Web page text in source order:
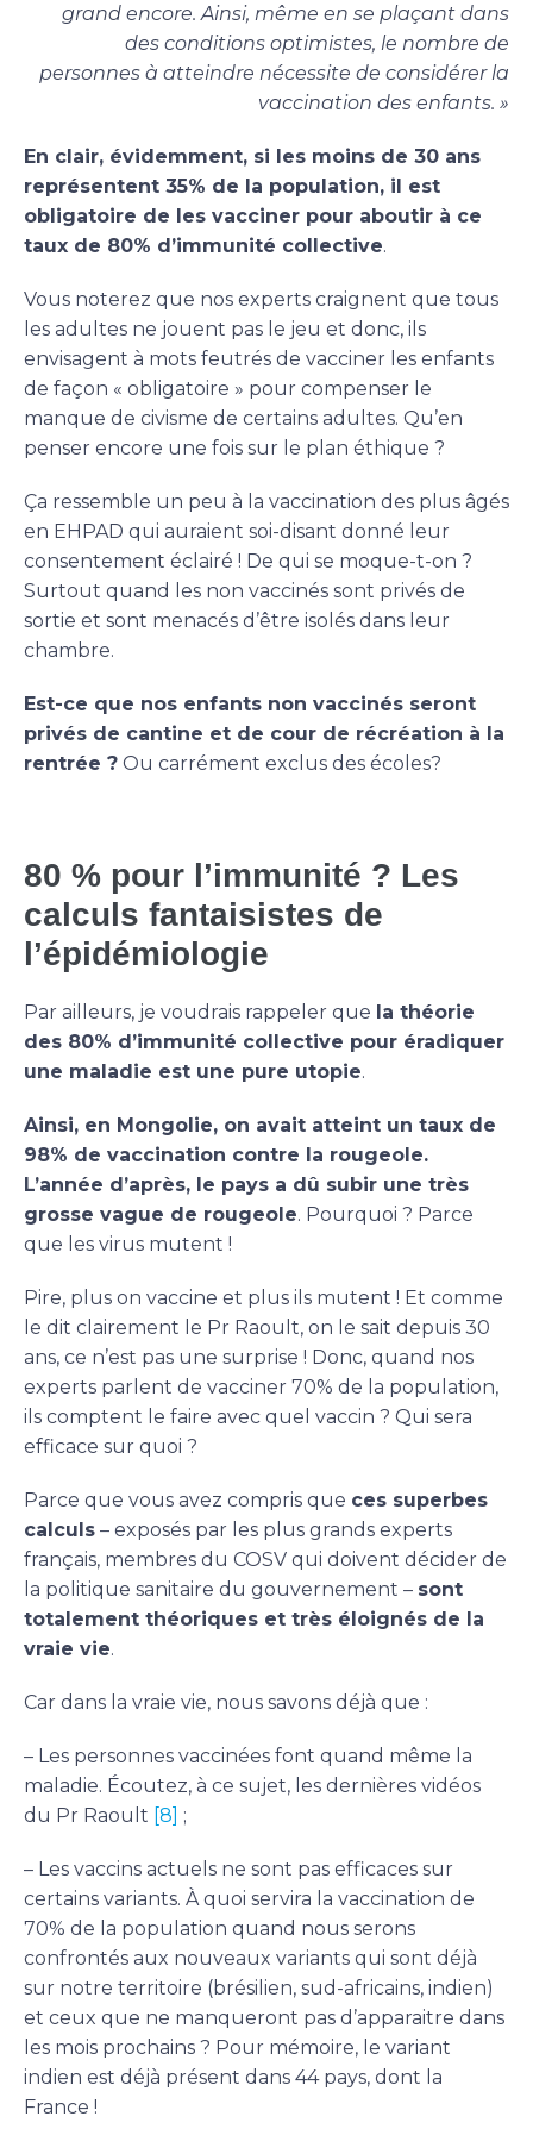
grand encore. Ainsi, même en se plaçant dans
des conditions optimistes, le nombre de
personnes à atteindre nécessite de considérer la
vaccination des enfants. »
En clair, évidemment, si les moins de 30 ans
représentent 35% de la population, il est
obligatoire de les vacciner pour aboutir à ce
taux de 80% d’immunité collective.
Vous noterez que nos experts craignent que tous
les adultes ne jouent pas le jeu et donc, ils
envisagent à mots feutrés de vacciner les enfants
de façon « obligatoire » pour compenser le
manque de civisme de certains adultes. Qu’en
penser encore une fois sur le plan éthique ?
Ça ressemble un peu à la vaccination des plus âgés
en EHPAD qui auraient soi-disant donné leur
consentement éclairé ! De qui se moque-t-on ?
Surtout quand les non vaccinés sont privés de
sortie et sont menacés d’être isolés dans leur
chambre.
Est-ce que nos enfants non vaccinés seront
privés de cantine et de cour de récréation à la
rentrée ? Ou carrément exclus des écoles?
80 % pour l’immunité ? Les
calculs fantaisistes de
l’épidémiologie
Par ailleurs, je voudrais rappeler que la théorie
des 80% d’immunité collective pour éradiquer
une maladie est une pure utopie.
Ainsi, en Mongolie, on avait atteint un taux de
98% de vaccination contre la rougeole.
L’année d’après, le pays a dû subir une très
grosse vague de rougeole. Pourquoi ? Parce
que les virus mutent !
Pire, plus on vaccine et plus ils mutent ! Et comme
le dit clairement le Pr Raoult, on le sait depuis 30
ans, ce n’est pas une surprise ! Donc, quand nos
experts parlent de vacciner 70% de la population,
ils comptent le faire avec quel vaccin ? Qui sera
efficace sur quoi ?
Parce que vous avez compris que ces superbes
calculs – exposés par les plus grands experts
français, membres du COSV qui doivent décider de
la politique sanitaire du gouvernement – sont
totalement théoriques et très éloignés de la
vraie vie.
Car dans la vraie vie, nous savons déjà que :
– Les personnes vaccinées font quand même la
maladie. Écoutez, à ce sujet, les dernières vidéos
du Pr Raoult [8] ;
– Les vaccins actuels ne sont pas efficaces sur
certains variants. À quoi servira la vaccination de
70% de la population quand nous serons
confrontés aux nouveaux variants qui sont déjà
sur notre territoire (brésilien, sud-africains, indien)
et ceux que ne manqueront pas d’apparaitre dans
les mois prochains ? Pour mémoire, le variant
indien est déjà présent dans 44 pays, dont la
France !